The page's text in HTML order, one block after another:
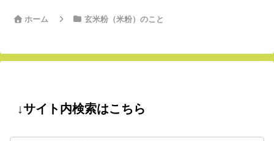
ホーム 玄米粉（米粉）のこと
↓サイト内検索はこちら